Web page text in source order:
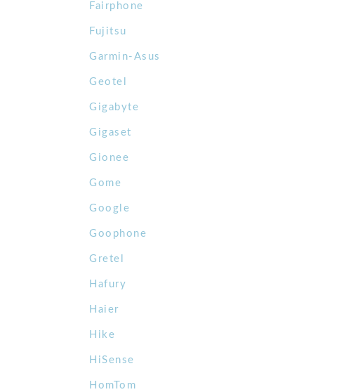
Fairphone
Fujitsu
Garmin-Asus
Geotel
Gigabyte
Gigaset
Gionee
Gome
Google
Goophone
Gretel
Hafury
Haier
Hike
HiSense
HomTom